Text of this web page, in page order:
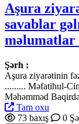
Aşura
savablar
məlumatlar
Şərh :
Aşura ziyarətinin
......... Məfatihul-
Məhəmməd
Tam oxu
73 baxış
0